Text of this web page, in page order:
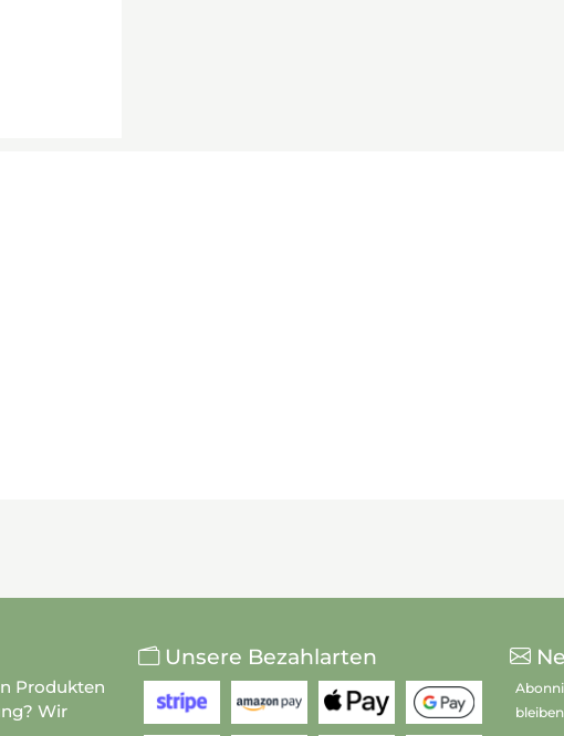
Produkten
Wir
Unsere Bezahlarten